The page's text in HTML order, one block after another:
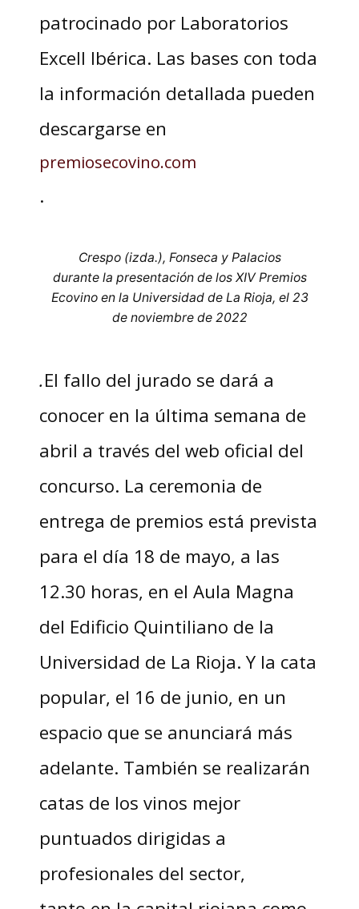
patrocinado por Laboratorios
Excell Ibérica. Las bases con toda
la información detallada pueden
descargarse en
premiosecovino.com
.
Crespo (izda.), Fonseca y Palacios
durante la presentación de los XIV Premios
Ecovino en la Universidad de La Rioja, el 23
de noviembre de 2022
.El fallo del jurado se dará a
conocer en la última semana de
abril a través del web oficial del
concurso. La ceremonia de
entrega de premios está prevista
para el día 18 de mayo, a las
12.30 horas, en el Aula Magna
del Edificio Quintiliano de la
Universidad de La Rioja. Y la cata
popular, el 16 de junio, en un
espacio que se anunciará más
adelante. También se realizarán
catas de los vinos mejor
puntuados dirigidas a
profesionales del sector,